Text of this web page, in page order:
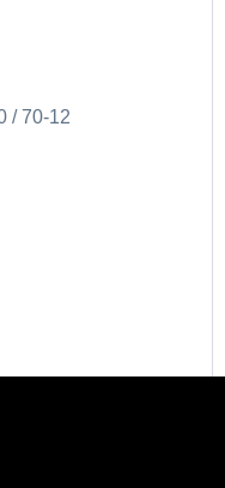
/ 70-12